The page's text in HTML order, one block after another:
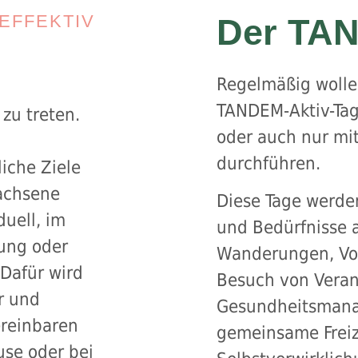
zu treten.
Ziele
im
oder
wird
und
oder bei
Der
Regelmäßig
TANDEM-Aktiv-
oder auch nur
durchführen.
Diese Tage
und Bedürfnisse
Wanderungen,
Besuch von
gemeinsame